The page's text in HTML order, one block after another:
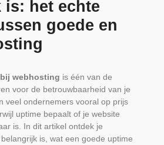
is: het echte
goede en
webhosting is één van de
voor de betrouwbaarheid van je
veel ondernemers vooral op prijs
uptime bepaalt of je website
is. In dit artikel ontdek je
is, wat een goede uptime